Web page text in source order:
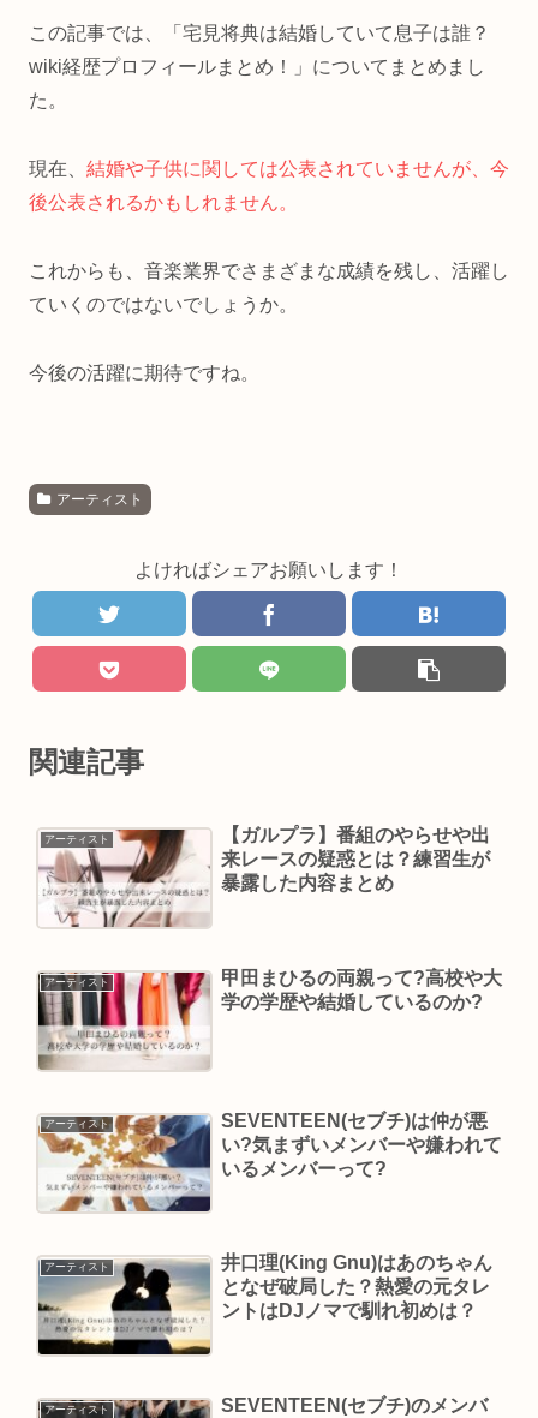
この記事では、「宅見将典は結婚していて息子は誰？
wiki経歴プロフィールまとめ！」についてまとめまし
た。
現在、 結婚や子供に関しては公表されていませんが、今
後公表されるかもしれません。
これからも、音楽業界でさまざまな成績を残し、活躍し
ていくのではないでしょうか。
今後の活躍に期待ですね。
アーティスト
よければシェアお願いします！
関連記事
アーティスト
【ガルプラ】番組のやらせや出
来レースの疑惑とは？練習生が
暴露した内容まとめ
アーティスト
甲田まひるの両親って?高校や大
学の学歴や結婚しているのか?
アーティスト
SEVENTEEN(セブチ)は仲が悪
い?気まずいメンバーや嫌われて
いるメンバーって?
アーティスト
井口理(King Gnu)はあのちゃん
となぜ破局した？熱愛の元タレ
ントはDJノマで馴れ初めは？
アーティスト
SEVENTEEN(セブチ)のメンバ